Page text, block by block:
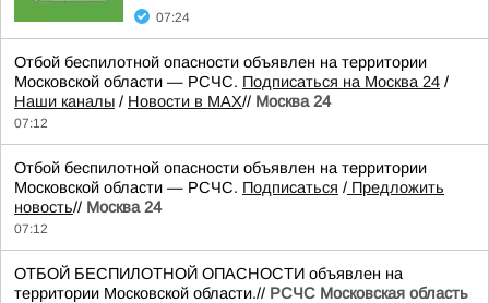
07:24
Отбой беспилотной опасности объявлен на территории
Московской области — РСЧС. Подписаться на Москва 24 /
Наши каналы / Новости в MAX// Москва 24
07:12
Отбой беспилотной опасности объявлен на территории
Московской области — РСЧС. Подписаться / Предложить
новость// Москва 24
07:12
ОТБОЙ БЕСПИЛОТНОЙ ОПАСНОСТИ объявлен на
территории Московской области.// РСЧС Московская область